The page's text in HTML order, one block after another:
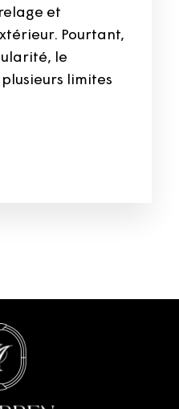
et
Pourtant,
le
limites